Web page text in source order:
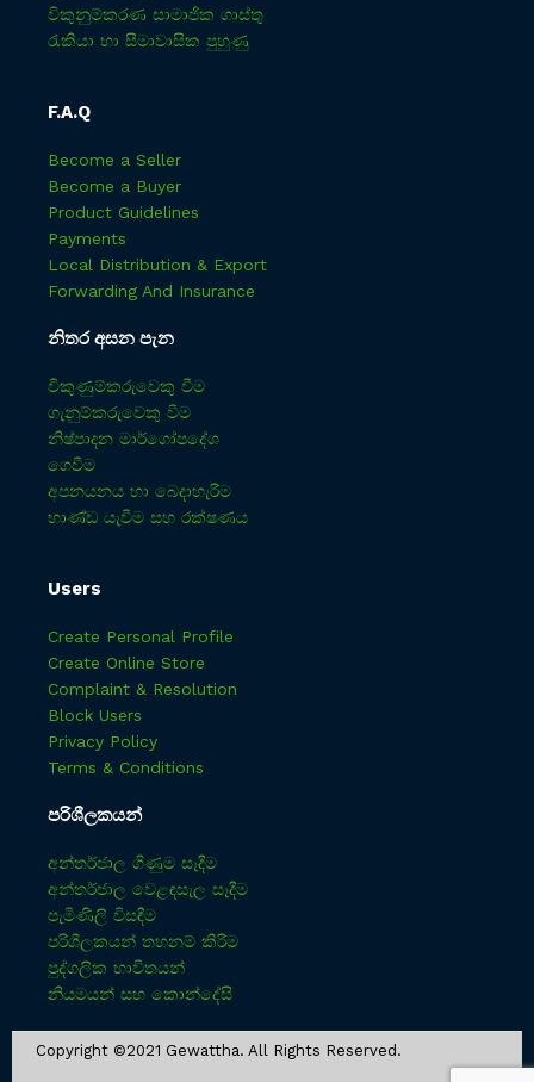
විකුනුම්කරණ සාමාජික ගාස්තු
රැකියා හා සීමාවාසික පුහුණු
F.A.Q
Become a Seller
Become a Buyer
Product Guidelines
Payments
Local Distribution & Export
Forwarding And Insurance
නිතර අසන පැන
විකුණුම්කරුවෙකු වීම
ගැනුම්කරුවෙකු වීම
නිෂ්පාදන මාර්ගෝපදේශ
ගෙවීම
අපනයනය හා බෙදාහැරීම
භාණ්ඩ යැවීම සහ රක්ෂණය
Users
Create Personal Profile
Create Online Store
Complaint & Resolution
Block Users
Privacy Policy
Terms & Conditions
පරිශීලකයන්
අන්තර්ජාල ගිණුම සෑදීම
අන්තර්ජාල වෙළඳසැල සෑදීම
පැමිණිලි විසඳීම
පරිශීලකයන් තහනම් කිරීම
පුද්ගලික භාවිතයන්
නියමයන් සහ කොන්දේසි
Copyright ©2021 Gewattha. All Rights Reserved.